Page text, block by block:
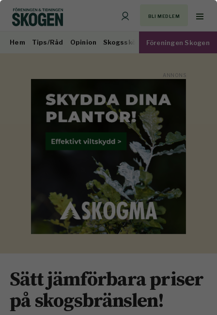
BLI MEDLEM
Hem Tips/Råd Opinion Skogsskötsel Virkesmarknad
Föreningen Skogen
Sätt jämförbara priser
på skogsbränslen!